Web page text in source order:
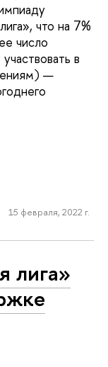
что на 7%
число
в
—
15 февраля, 2022 г.
лига»